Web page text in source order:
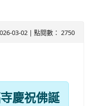
03-02 | 點閱數： 2750
慶祝佛誕